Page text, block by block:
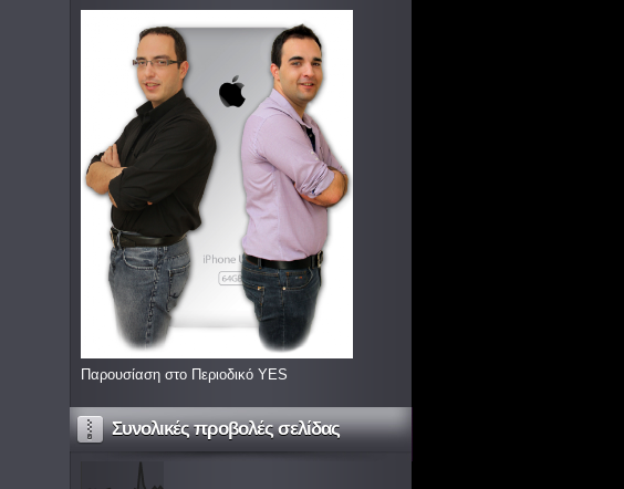
Παρουσίαση στο Περιοδικό YES
Συνολικές προβολές σελίδας